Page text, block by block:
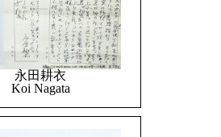
永田耕衣
Koi Nagata